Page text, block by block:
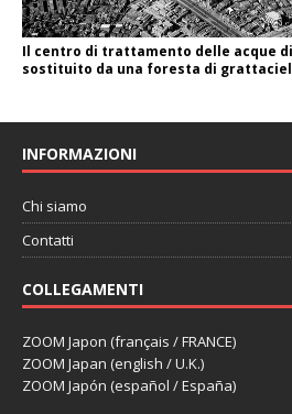
Il centro di trattamento delle acque
sostituito da una foresta di
INFORMAZIONI
Chi siamo
Contatti
COLLEGAMENTI
ZOOM Japon (français / FRANCE)
ZOOM Japan (english / U.K.)
ZOOM Japón (español / España)